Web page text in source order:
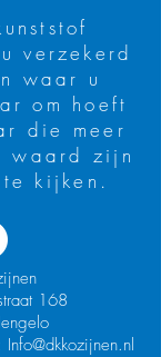
verzekerd
waar u
om hoeft
die meer
waard zijn
kijken.
168
Info@dkkozijnen.nl